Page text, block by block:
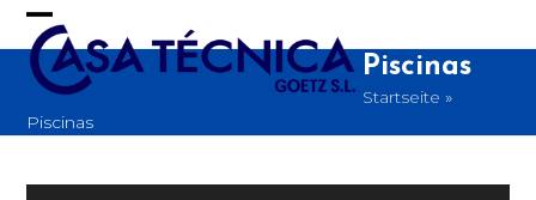
Skip
contentOpen
mobile
menu
Close
mobile
menu
Piscinas
Startseite »
Piscinas